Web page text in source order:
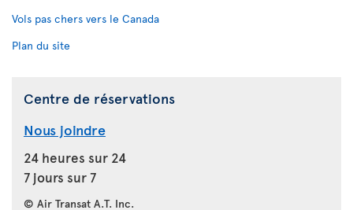
Vols pas chers vers le Canada
Plan du site
Centre de réservations
Nous joindre
24 heures sur 24
7 jours sur 7
© Air Transat A.T. Inc.